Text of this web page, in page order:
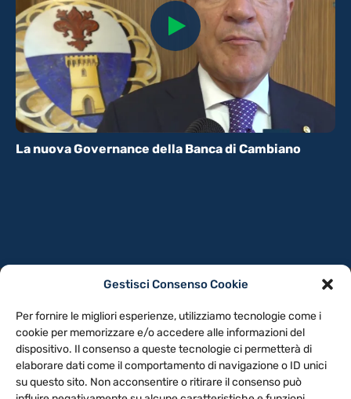
Gestisci Consenso Cookie
Per fornire le migliori esperienze, utilizziamo tecnologie come i
cookie per memorizzare e/o accedere alle informazioni del
dispositivo. Il consenso a queste tecnologie ci permetterà di
elaborare dati come il comportamento di navigazione o ID unici
su questo sito. Non acconsentire o ritirare il consenso può
La nuova Governance della Banca di Cambiano
NOTE LEGALI
CONTATTACI PREFERENZE
TV LIBERA S.P.A.
Via Monteleonese 95/21 – 51100 Pistoia (PT)
Tel. 0573.9136 / Fax 0573.913615